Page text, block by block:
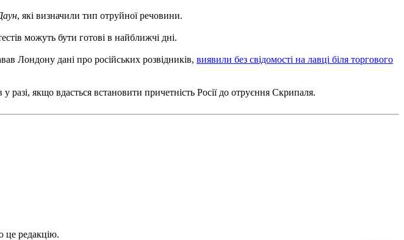
, які визначили тип отруйної речовини.
можуть бути готові в найближчі дні.
Лондону дані про російських розвідників, виявили без свідомості на лавці біля торгового
якщо вдасться встановити причетність Росії до отруєння Скрипаля.
це редакцію.